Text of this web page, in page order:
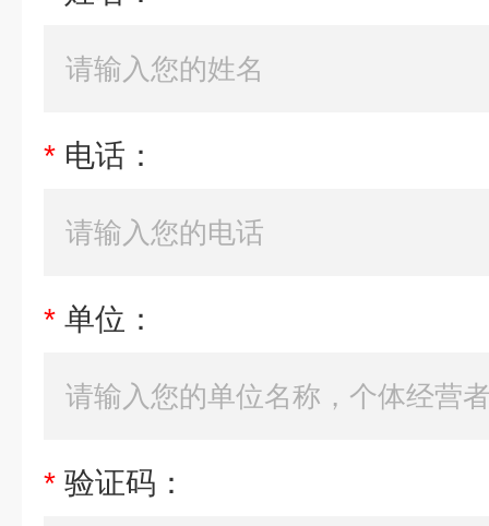
* 电话：
* 单位：
* 验证码：